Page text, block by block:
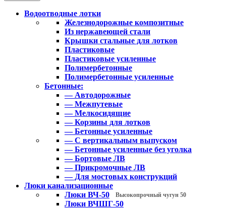
Водоотводные лотки
Железнодорожные композитные
Из нержавеющей стали
Крышки стальные для лотков
Пластиковые
Пластиковые усиленные
Полимербетонные
Полимербетонные усиленные
Бетонные:
— Автодорожные
— Межпутевые
— Мелкосидящие
— Корзины для лотков
— Бетонные усиленные
— С вертикальным выпуском
— Бетонные усиленные без уголка
— Бортовые ЛВ
— Прикромочные ЛВ
— Для мостовых конструкций
Люки канализационные
Люки ВЧ-50
Высокопрочный чугун 50
Люки ВЧШГ-50